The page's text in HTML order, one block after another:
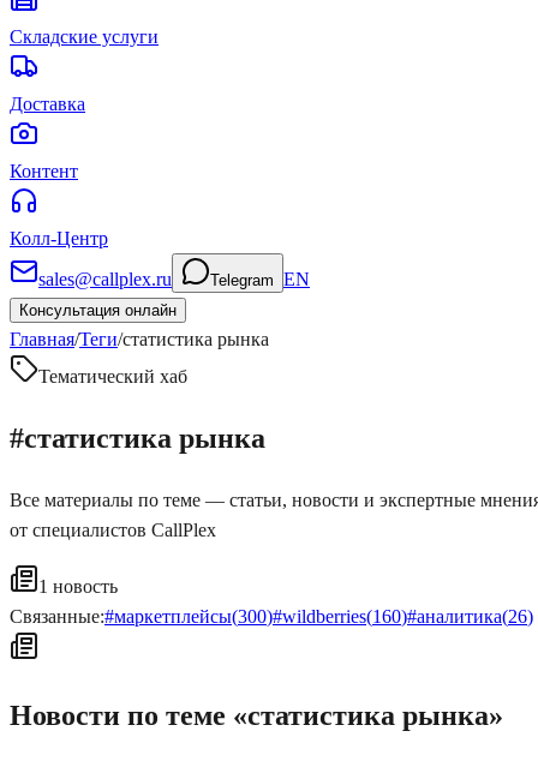
Складские услуги
Доставка
Контент
Колл-Центр
sales@callplex.ru
Telegram EN
Консультация онлайн
Главная/Теги/статистика рынка
Тематический хаб
#статистика рынка
Все материалы по теме — статьи, новости и экспертные
от специалистов CallPlex
1 новость
Связанные:#маркетплейсы(300)#wildberries(160)#аналитика(26)
Новости по теме «статистика рынка»